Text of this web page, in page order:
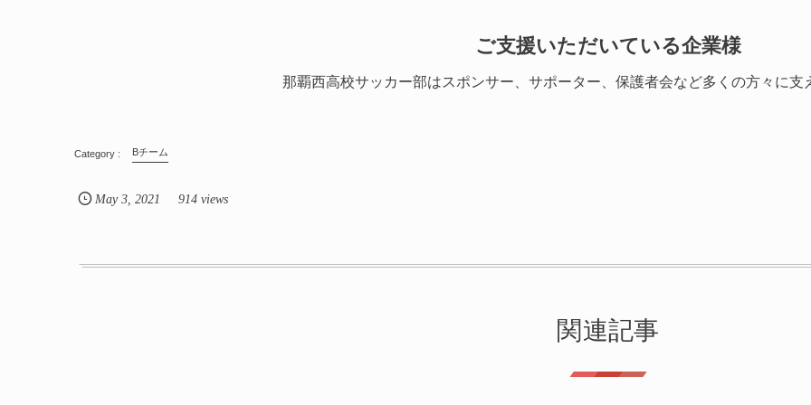
ご支援いただいている企業様
那覇西高校サッカー部はスポンサー、サポーター、保護者会など多くの方々に支
Bチーム
May 3 ,2021 914 views
関連記事